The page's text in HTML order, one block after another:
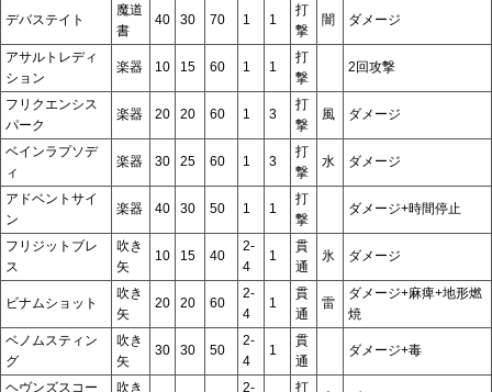
デバステイト
魔道
書
40 30 70 1 1
打
撃
闇 ダメージ
アサルトレディ
ション
楽器 10 15 60 1 1
打
撃
2回攻撃
フリクエンシス
パーク
楽器 20 20 60 1 3
打
撃
風 ダメージ
ベインラプソデ
ィ
楽器 30 25 60 1 3
打
撃
水 ダメージ
アドベントサイ
ン
楽器 40 30 50 1 1
打
撃
ダメージ+時間停止
フリジットブレ
ス
吹き
矢
10 15 40
2-
4
1
貫
通
氷 ダメージ
ビナムショット
吹き
矢
20 20 60
2-
4
1
貫
通
雷
ダメージ+麻痺+地形燃
焼
ベノムスティン
グ
吹き
矢
30 30 50
2-
4
1
貫
通
ダメージ+毒
ヘヴンズスコー
吹き
2-
打